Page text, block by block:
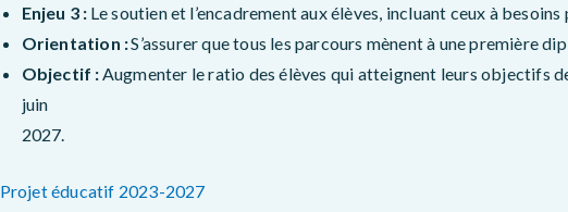
Enjeu 3 : Le soutien et l’encadrement aux élèves, incluant ceux à besoins
Orientation :S’assurer que tous les parcours mènent à une première
Objectif : Augmenter le ratio des élèves qui atteignent leurs objectifs
juin
2027.
Projet éducatif 2023-2027